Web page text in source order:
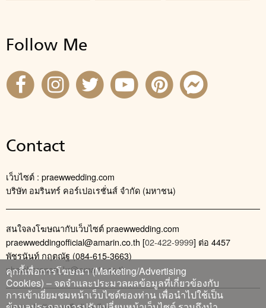
Follow Me
Contact
เว็บไซต์ : praewwedding.com
บริษัท อมรินทร์ คอร์เปอเรชั่นส์ จำกัด (มหาชน)
สนใจลงโฆษณากับเว็บไซต์ praewwedding.com
praewweddingofficial@amarin.co.th [02-422-9999] ต่อ 4457
พัชรนันท์ กฤตณัฐ (084-615-3663)
phatcharanan_kr@amarin.co.th
คุกกี้เพื่อการโฆษณา (Marketing/Advertising
Cookies) – จดจำและประมวลผลข้อมูลที่เกี่ยวข้องกับ
การเข้าเยี่ยมชมหน้าเว็บไซต์ของท่าน เพื่อนำไปใช้เป็น